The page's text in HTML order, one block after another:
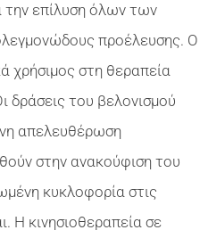
την επίλυση όλων των
προέλευσης. Ο
χρήσιμος στη θεραπεία
δράσεις του βελονισμού
απελευθέρωση
στην ανακούφιση του
κυκλοφορία στις
Η κινησιοθεραπεία σε